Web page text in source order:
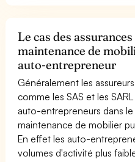
Le cas des
maintenance de
auto-entrepreneur
Généralement les
comme les SAS et les
auto-entrepreneurs dans
maintenance de mobilier
En effet les auto-
volumes d'activité plus